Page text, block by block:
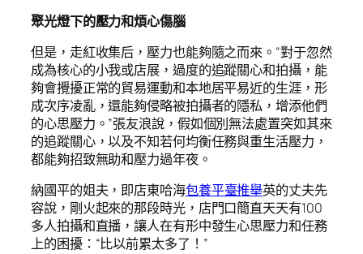
聚光燈下的壓力和煩心傷腦
但是，走紅收集后，壓力也能夠隨之而來。“對于忽然
成為核心的小我或店展，過度的追蹤關心和拍攝，能
夠會攪擾正常的貿易運動和本地居平易近的生涯，形
成次序凌亂，還能夠侵略被拍攝者的隱私，增添他們
的心思壓力。”張友浪說，假如個別無法處置突如其來
的追蹤關心，以及不知若何均衡任務與重生活壓力，
都能夠招致無助和壓力過年夜。
納國平的姐夫，即店東哈海包養平臺推舉英的丈夫先
容說，剛火起來的那段時光，店門口簡直天天有100
多人拍攝和直播，讓人在有形中發生心思壓力和任務
上的困擾：“比以前累太多了！”